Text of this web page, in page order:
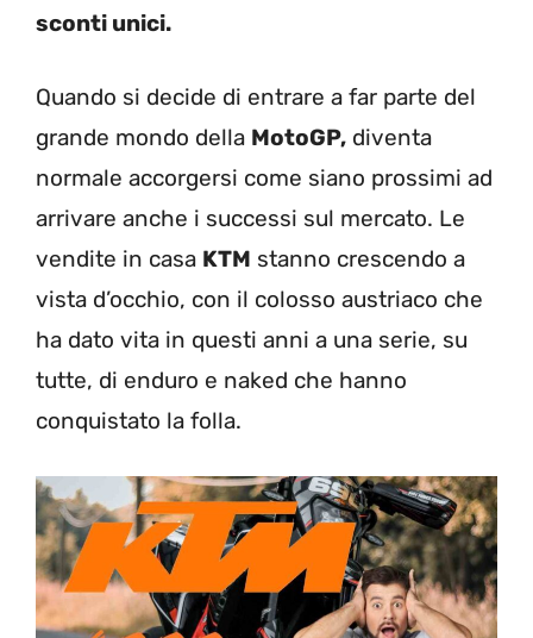
sconti unici.
Quando si decide di entrare a far parte del
grande mondo della MotoGP, diventa
normale accorgersi come siano prossimi ad
arrivare anche i successi sul mercato. Le
vendite in casa KTM stanno crescendo a
vista d’occhio, con il colosso austriaco che
ha dato vita in questi anni a una serie, su
tutte, di enduro e naked che hanno
conquistato la folla.